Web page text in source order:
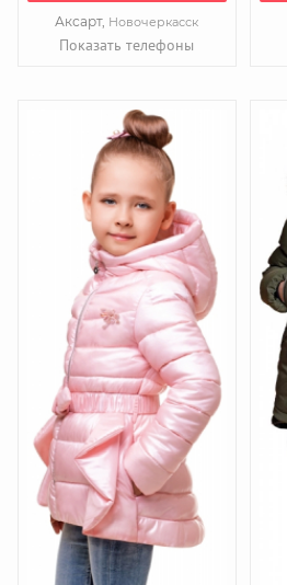
Аксарт, Новочеркасск
Показать телефоны